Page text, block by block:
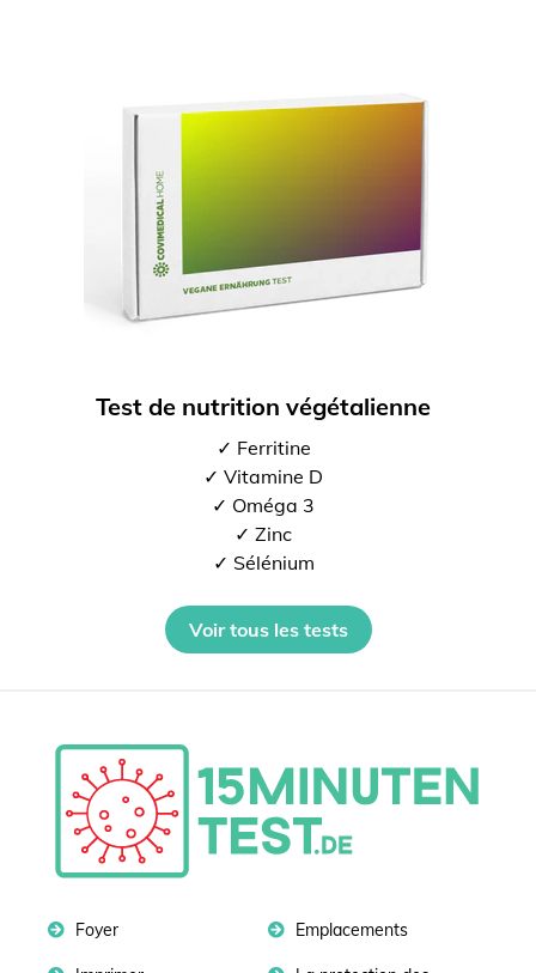
Test de nutrition végétalienne
✓ Ferritine
✓ Vitamine D
✓ Oméga 3
✓ Zinc
✓ Sélénium
Voir tous les tests
Foyer Emplacements